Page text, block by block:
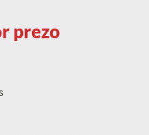
prezo